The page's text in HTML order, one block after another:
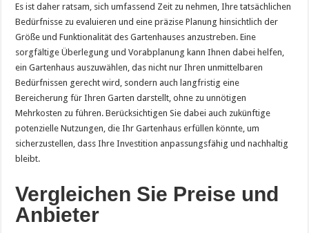
Es ist daher ratsam, sich umfassend Zeit zu nehmen, Ihre tatsächlichen
Bedürfnisse zu evaluieren und eine präzise Planung hinsichtlich der
Größe und Funktionalität des Gartenhauses anzustreben. Eine
sorgfältige Überlegung und Vorabplanung kann Ihnen dabei helfen,
ein Gartenhaus auszuwählen, das nicht nur Ihren unmittelbaren
Bedürfnissen gerecht wird, sondern auch langfristig eine
Bereicherung für Ihren Garten darstellt, ohne zu unnötigen
Mehrkosten zu führen. Berücksichtigen Sie dabei auch zukünftige
potenzielle Nutzungen, die Ihr Gartenhaus erfüllen könnte, um
sicherzustellen, dass Ihre Investition anpassungsfähig und nachhaltig
bleibt.
Vergleichen Sie Preise und
Anbieter